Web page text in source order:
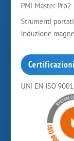
PMI Master Pro2
Strumenti
Induzione
Certificazioni
UNI EN ISO